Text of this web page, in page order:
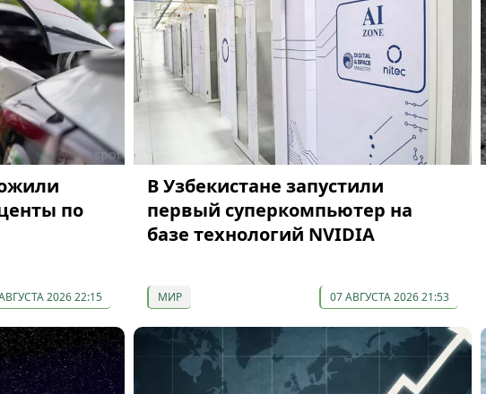
по
2026 22:15
В Узбекистане запустили
первый суперкомпьютер на
базе технологий NVIDIA
МИР 07 АВГУСТА 2026 21:53